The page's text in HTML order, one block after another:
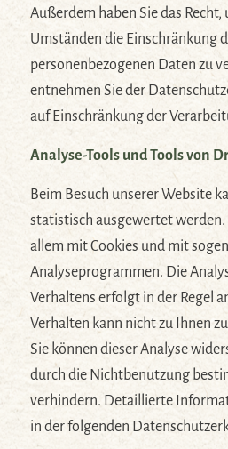
Außerdem haben Sie das
Umständen die Einschränkung
personenbezogenen Daten zu
entnehmen Sie der
auf Einschränkung der
Analyse-Tools und Tools von
Beim Besuch unserer Website
statistisch ausgewertet werden.
allem mit Cookies und mit
Analyseprogrammen. Die
Verhaltens erfolgt in der Regel
Verhalten kann nicht zu Ihnen
Sie können dieser Analyse
durch die Nichtbenutzung
verhindern. Detaillierte
in der folgenden